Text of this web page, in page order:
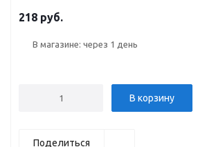
218 руб.
В магазине: через 1 день
В корзину
Поделиться